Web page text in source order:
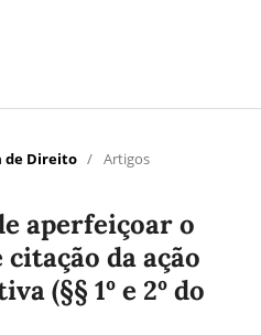
de Direito / Artigos
aperfeiçoar o
da ação
(§§ 1º e 2º do